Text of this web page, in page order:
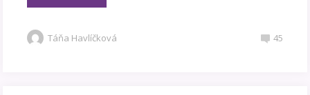
Táňa Havlíčková 45